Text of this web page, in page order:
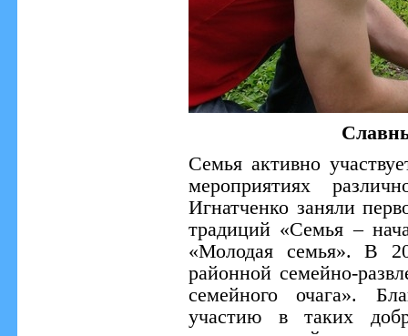
Семья активно
мероприятиях
Игнатченко заняли
традиций «Семья –
«Молодая семья». В
районной семейно-
семейного очага».
участию в таких